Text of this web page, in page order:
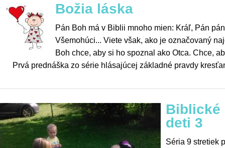
Božia láska
Pán Boh má v Biblii mnoho mien: Kráľ, Pán
Všemohúci... Viete však, ako je označovaný
Boh chce, aby si ho spoznal ako Otca. Chce,
Prvá prednáška zo série hlásajúcej základné pravdy
Biblické
deti 3
Séria 9 stretiek